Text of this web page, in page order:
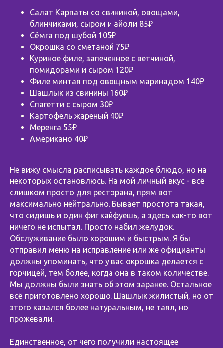
Салат Карпаты со свининой, овощами,
блинчиками, сыром и айоли 85₽
Сёмга под шубой 105₽
Окрошка со сметаной 75₽
Куриное филе, запеченное с ветчиной,
помидорами и сыром 120₽
Филе минтая под овощным маринадом 140₽
Шашлык из свинины 160₽
Спагетти с сыром 30₽
Картофель жареный 40₽
Меренга 55₽
Американо 40₽
Не вижу смысла расписывать каждое блюдо, но на
некоторых остановлюсь. На мой личный вкус - всё
слишком просто для ресторана, прям вот
максимально нейтрально. Бывает простота такая,
что сидишь и один фиг кайфуешь, а здесь как-то вот
ничего не испытал. Просто набил желудок.
Обслуживание было хорошим и быстрым. Я бы
отправил меню на исправление или же официанты
должны упоминать, что у вас окрошка делается с
горчицей, тем более, когда она в таком количестве.
Мы должны были знать об этом заранее. Остальное
всё приготовлено хорошо. Шашлык жилистый, но от
этого казался более натуральным, не таял, но
прожевали.
Единственное, от чего получили настоящее